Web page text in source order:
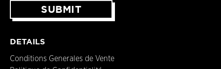
DETAILS
Conditions Generales de Vente